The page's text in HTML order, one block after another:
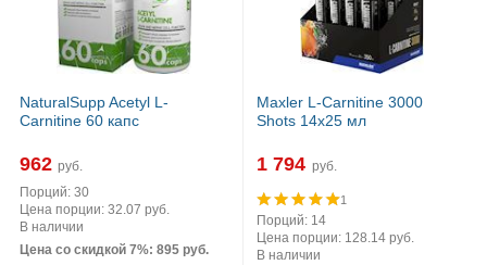
NaturalSupp Acetyl L-
Carnitine 60 капс
962 руб.
Порций: 30
Цена порции: 32.07 руб.
В наличии
Цена со скидкой 7%: 895 руб.
Maxler L-Carnitine 3000
Shots 14x25 мл
1 794 руб.
1
Порций: 14
Цена порции: 128.14 руб.
В наличии